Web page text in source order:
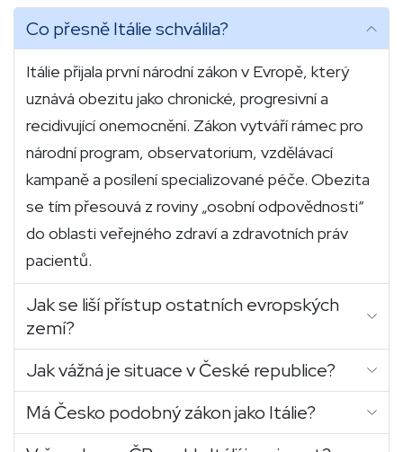
Co přesně Itálie schválila?
Itálie přijala první národní zákon v Evropě, který
uznává obezitu jako chronické, progresivní a
recidivující onemocnění. Zákon vytváří rámec pro
národní program, observatorium, vzdělávací
kampaně a posílení specializované péče. Obezita
se tím přesouvá z roviny „osobní odpovědnosti“
do oblasti veřejného zdraví a zdravotních práv
pacientů.
Jak se liší přístup ostatních evropských
zemí?
Jak vážná je situace v České republice?
Má Česko podobný zákon jako Itálie?